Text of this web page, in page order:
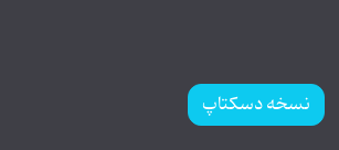
نسخه دسکتاپ